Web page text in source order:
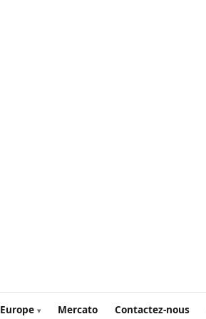
Europe Mercato Contactez-nous